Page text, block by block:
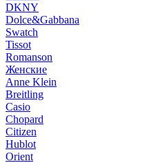
DKNY
Dolce&Gabbana
Swatch
Tissot
Romanson
Женские
Anne Klein
Breitling
Casio
Chopard
Citizen
Hublot
Orient